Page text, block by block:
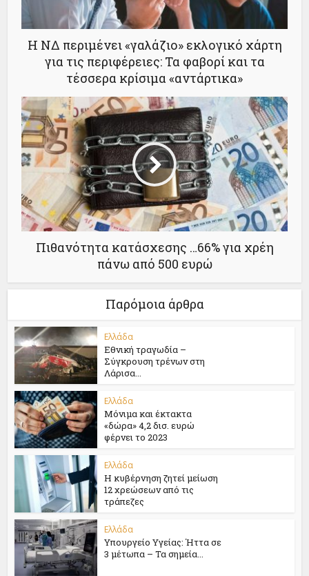
Η ΝΔ περιμένει «γαλάζιο» εκλογικό χάρτη
για τις περιφέρειες: Τα φαβορί και τα
τέσσερα κρίσιμα «αντάρτικα»
Πιθανότητα κατάσχεσης …66% για χρέη
πάνω από 500 ευρώ
Παρόμοια άρθρα
Ελλάδα
Εθνική τραγωδία –
Σύγκρουση τρένων στη
Λάρισα...
Ελλάδα
Μόνιμα και έκτακτα
«δώρα» 4,2 δισ. ευρώ
φέρνει το 2023
Ελλάδα
Η κυβέρνηση ζητεί μείωση
12 χρεώσεων από τις
τράπεζες
Ελλάδα
Υπουργείο Υγείας: Ήττα σε
3 μέτωπα – Τα σημεία...